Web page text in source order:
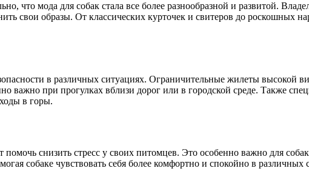
что мода для собак стала все более разнообразной и развитой.
свои образы. От классических курточек и свитеров до роскошных
в различных ситуациях. Ограничительные жилеты высокой
важно при прогулках вблизи дорог или в городской среде. Также
в горы.
снизить стресс у своих питомцев. Это особенно важно для
собаке чувствовать себя более комфортно и спокойно в различных